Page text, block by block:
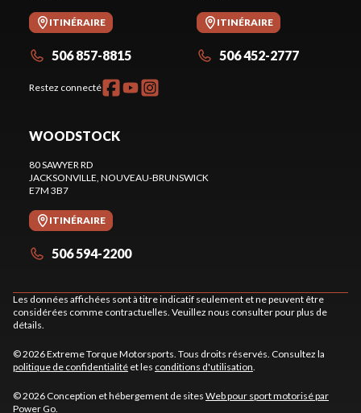
ITINÉRAIRE
506 857-8815
Restez connecté
ITINÉRAIRE
506 452-2777
WOODSTOCK
80 SAWYER RD
JACKSONVILLE, NOUVEAU-BRUNSWICK
E7M 3B7
ITINÉRAIRE
506 594-2200
Les données affichées sont à titre indicatif seulement et ne peuvent être
considérées comme contractuelles. Veuillez nous consulter pour plus de
détails.
© 2026 Extreme Torque Motorsports. Tous droits réservés. Consultez la
politique de confidentialité et les conditions d'utilisation.
© 2026 Conception et hébergement de sites Web pour sport motorisé par
Power Go.